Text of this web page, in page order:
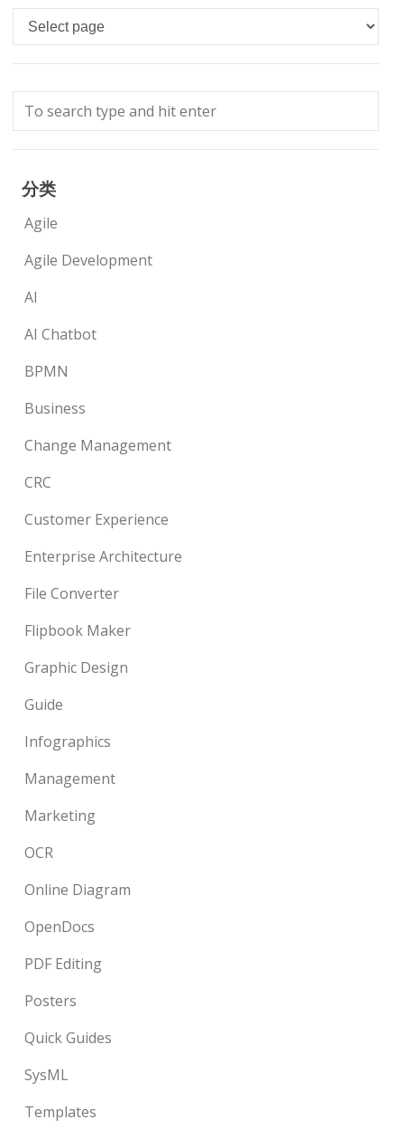
Languages
分类
Agile
Agile Development
AI
AI Chatbot
BPMN
Business
Change Management
CRC
Customer Experience
Enterprise Architecture
File Converter
Flipbook Maker
Graphic Design
Guide
Infographics
Management
Marketing
OCR
Online Diagram
OpenDocs
PDF Editing
Posters
Quick Guides
SysML
Templates